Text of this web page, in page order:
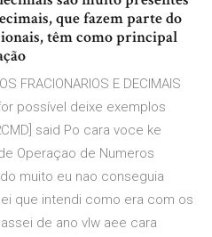
que fazem parte do
têm como principal
FRACIONARIOS E DECIMAIS
possível deixe exemplos
said Po cara voce ke
Operaçao de Numeros
muito eu nao conseguia
que intendi como era com os
de ano vlw aee cara